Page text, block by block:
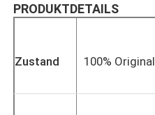
PRODUKTDETAILS
Zustand 100% Original